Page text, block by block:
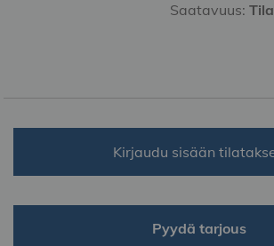
Saatavuus:
Kirjaudu sisään
Pyydä tarjous
gallery